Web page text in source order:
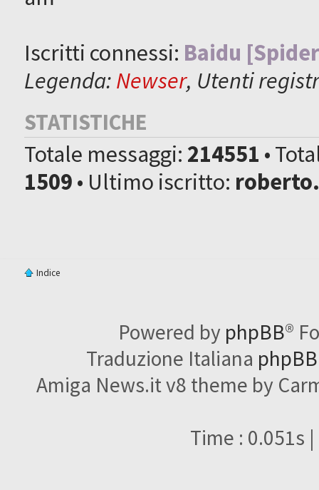
Iscritti connessi: Baidu
Legenda:Newser, Utenti
STATISTICHE
Totale messaggi: 214551 •
1509• Ultimo iscritto:
Indice
Powered by phpBB®
Traduzione Italiana
Amiga News.it v8 theme by
Time : 0.051s